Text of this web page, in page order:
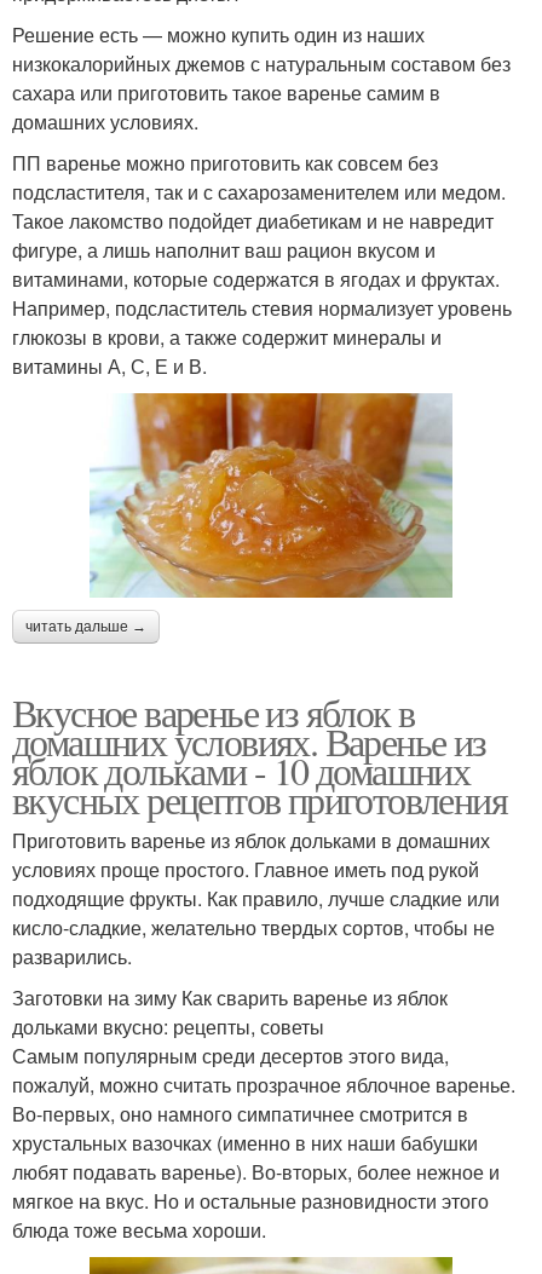
Решение есть — можно купить один из наших
низкокалорийных джемов с натуральным составом без
сахара или приготовить такое варенье самим в
домашних условиях.
ПП варенье можно приготовить как совсем без
подсластителя, так и с сахарозаменителем или медом.
Такое лакомство подойдет диабетикам и не навредит
фигуре, а лишь наполнит ваш рацион вкусом и
витаминами, которые содержатся в ягодах и фруктах.
Например, подсластитель стевия нормализует уровень
глюкозы в крови, а также содержит минералы и
витамины А, С, Е и В.
читать дальше →
Вкусное варенье из яблок в
домашних условиях. Варенье из
яблок дольками - 10 домашних
вкусных рецептов приготовления
Приготовить варенье из яблок дольками в домашних
условиях проще простого. Главное иметь под рукой
подходящие фрукты. Как правило, лучше сладкие или
кисло-сладкие, желательно твердых сортов, чтобы не
разварились.
Заготовки на зиму Как сварить варенье из яблок
дольками вкусно: рецепты, советы
Самым популярным среди десертов этого вида,
пожалуй, можно считать прозрачное яблочное варенье.
Во-первых, оно намного симпатичнее смотрится в
хрустальных вазочках (именно в них наши бабушки
любят подавать варенье). Во-вторых, более нежное и
мягкое на вкус. Но и остальные разновидности этого
блюда тоже весьма хороши.